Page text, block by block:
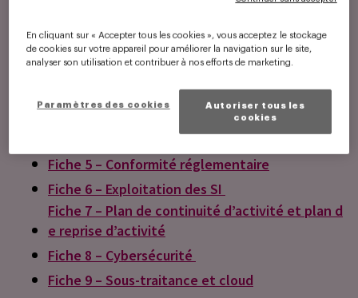
Fiche 1 – Gouvernance des SI
Fiche 3 – Conduite de projets
Fiche 4 – Utilisation d’outils d’analyse de donné
Fiche 5 – Conformité réglementaire
Fiche 6 – Exploitation des SI
Fiche 7 – Plan de continuité d’activité et plan d
e reprise d’activité
Fiche 8 – Cybersécurité
Fiche 9 – Sous-traitance et cloud
En cliquant sur « Accepter tous les cookies », vous acceptez le stockage
de cookies sur votre appareil pour améliorer la navigation sur le site,
analyser son utilisation et contribuer à nos efforts de marketing.
Autoriser tous les
cookies
Paramètres des cookies